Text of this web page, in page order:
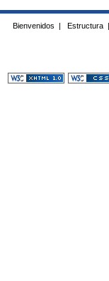
Bienvenidos | Estructura |